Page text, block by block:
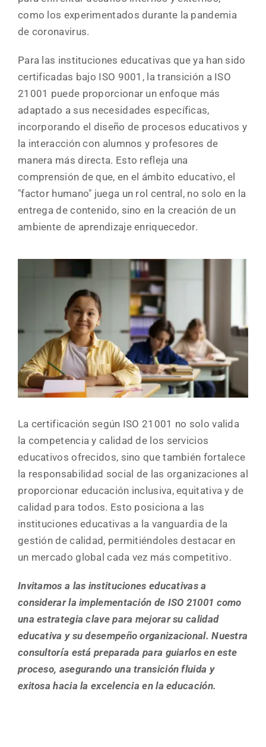
como los experimentados durante la pandemia
de coronavirus.
Para las instituciones educativas que ya han sido
certificadas bajo ISO 9001, la transición a ISO
21001 puede proporcionar un enfoque más
adaptado a sus necesidades específicas,
incorporando el diseño de procesos educativos y
la interacción con alumnos y profesores de
manera más directa. Esto refleja una
comprensión de que, en el ámbito educativo, el
"factor humano" juega un rol central, no solo en la
entrega de contenido, sino en la creación de un
ambiente de aprendizaje enriquecedor.
La certificación según ISO 21001 no solo valida
la competencia y calidad de los servicios
educativos ofrecidos, sino que también fortalece
la responsabilidad social de las organizaciones al
proporcionar educación inclusiva, equitativa y de
calidad para todos. Esto posiciona a las
instituciones educativas a la vanguardia de la
gestión de calidad, permitiéndoles destacar en
un mercado global cada vez más competitivo.
Invitamos a las instituciones educativas a
considerar la implementación de ISO 21001 como
una estrategia clave para mejorar su calidad
educativa y su desempeño organizacional. Nuestra
consultoría está preparada para guiarlos en este
proceso, asegurando una transición fluida y
exitosa hacia la excelencia en la educación.